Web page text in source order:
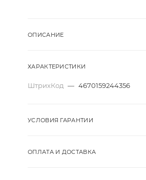
ОПИСАНИЕ
ХАРАКТЕРИСТИКИ
ШтрихКод — 4670159244356
УСЛОВИЯ ГАРАНТИИ
ОПЛАТА И ДОСТАВКА